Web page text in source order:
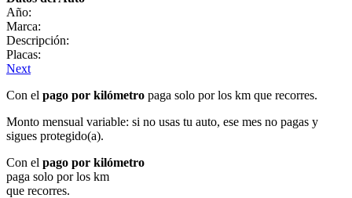
Año:
Marca:
Descripción:
Placas:
Next
Con el pago por kilómetro paga solo por los km que recorres.
Monto mensual variable: si no usas tu auto, ese mes no pagas y
sigues protegido(a).
Con el pago por kilómetro
paga solo por los km
que recorres.